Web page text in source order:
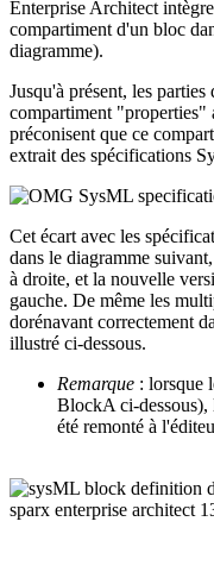
Enterprise Architect
compartiment d'un bloc
diagramme).
Jusqu'à présent, les
compartiment "properties"
préconisent que ce
extrait des spécifications
Cet écart avec les
dans le diagramme
à droite, et la nouvelle
gauche. De même les
dorénavant correctement
illustré ci-dessous.
Remarque : lorsque
BlockA ci-dessous),
été remonté à